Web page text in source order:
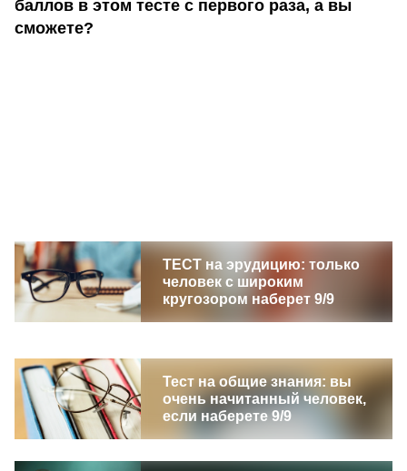
баллов в этом тесте с первого раза, а вы
сможете?
ТЕСТ на эрудицию: только
человек с широким
кругозором наберет 9/9
Тест на общие знания: вы
очень начитанный человек,
если наберете 9/9